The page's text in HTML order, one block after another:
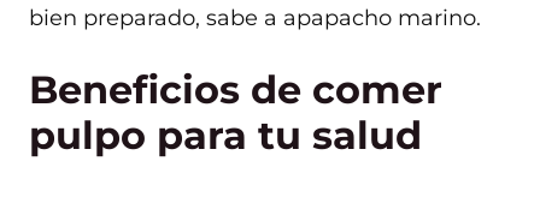
bien preparado, sabe a apapacho marino.
Beneficios de comer
pulpo para tu salud